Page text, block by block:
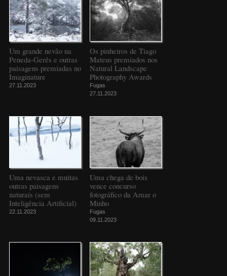
Um grande nevão na
Peneda-Gerês e outras
paisagens premiadas no
Imaginature
27.11.2023
Os pinheiros de Tiago
Mateus premiados nos
Natural Landscape
Photography Awards
Fugas
27.11.2023
Uma nevasca e muitas
outras paisagens
naturais (sem
Inteligência Artificial)
22.11.2023
Uma chega de bois
vence concurso
fotográfico da Amar o
Minho
Fugas
09.11.2023